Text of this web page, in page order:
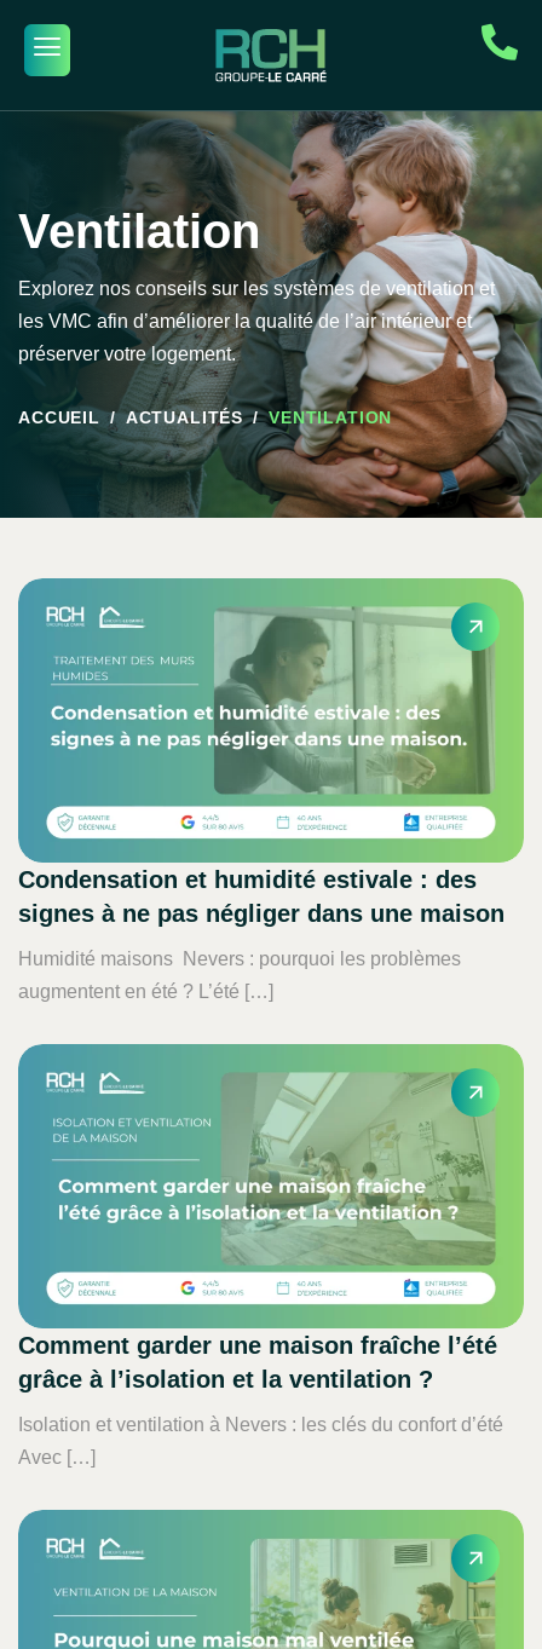
Ventilation
Explorez nos conseils sur les systèmes de ventilation et
les VMC afin d’améliorer la qualité de l’air intérieur et
préserver votre logement.
ACCUEIL ACTUALITÉS VENTILATION
Condensation et humidité estivale : des
signes à ne pas négliger dans une maison
Humidité maisons Nevers : pourquoi les problèmes
augmentent en été ? L’été […]
Comment garder une maison fraîche l’été
grâce à l’isolation et la ventilation ?
Isolation et ventilation à Nevers : les clés du confort d’été
Avec […]